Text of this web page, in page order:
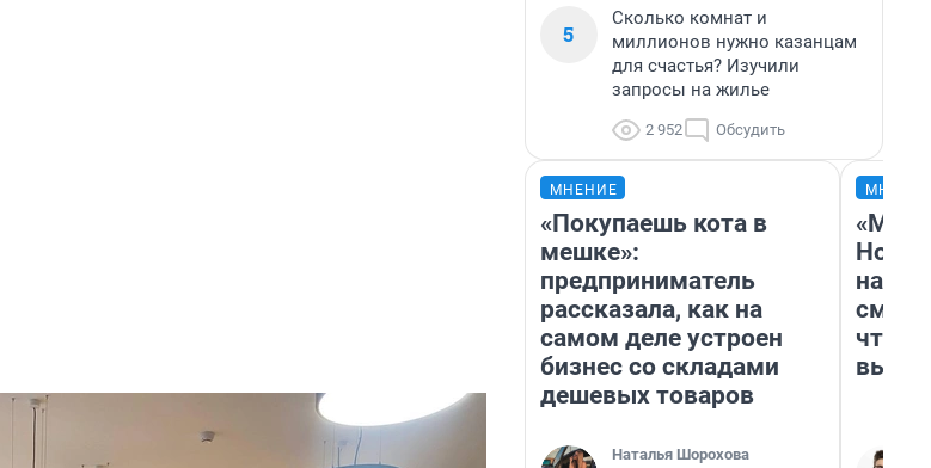
5
Сколько комнат и
миллионов нужно казанцам
для счастья? Изучили
запросы на жилье
2 952 Обсудить
МНЕНИЕ
«Покупаешь кота в
мешке»:
предприниматель
рассказала, как на
самом деле устроен
бизнес со складами
дешевых товаров
Наталья Шорохова
«Мы